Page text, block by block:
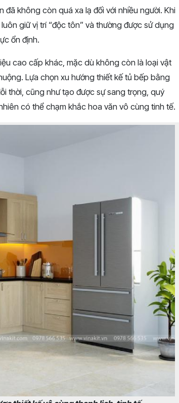
không còn quá xa lạ đối với nhiều người. Khi
giữ vị trí “độc tôn” và thường được sử dụng
ổn định.
cao cấp khác, mặc dù không còn là loại vật
Lựa chọn xu hướng thiết kế tủ bếp bằng
thời, cũng như tạo được sự sang trọng, quý
có thể chạm khắc hoa văn vô cùng tinh tế.